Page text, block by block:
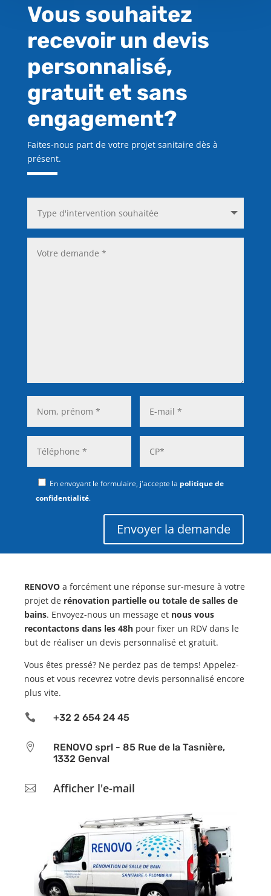
Vous souhaitez
recevoir un devis
personnalisé,
gratuit et sans
engagement?
Faites-nous part de votre projet sanitaire dès à
présent.
En envoyant le formulaire, j'accepte la politique de
confidentialité.
Envoyer la demande
RENOVO a forcément une réponse sur-mesure à votre
projet de rénovation partielle ou totale de salles de
bains. Envoyez-nous un message et nous vous
recontactons dans les 48h pour fixer un RDV dans le
but de réaliser un devis personnalisé et gratuit.
Vous êtes pressé? Ne perdez pas de temps! Appelez-
nous et vous recevrez votre devis personnalisé encore
plus vite.
 +32 2 654 24 45

RENOVO sprl - 85 Rue de la Tasnière,
1332 Genval
 Afficher l'e-mail